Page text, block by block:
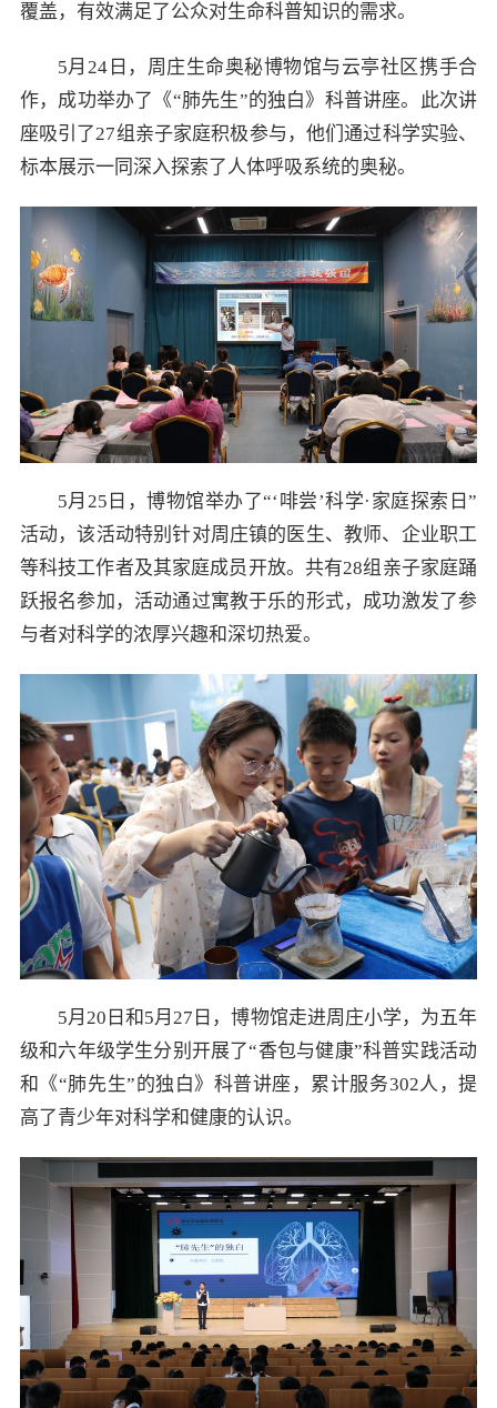
覆盖，有效满足了公众对生命科普知识的需求。
5月24日，周庄生命奥秘博物馆与云亭社区携手合
作，成功举办了《“肺先生”的独白》科普讲座。此次讲
座吸引了27组亲子家庭积极参与，他们通过科学实验、
标本展示一同深入探索了人体呼吸系统的奥秘。
5月25日，博物馆举办了“‘啡尝’科学·家庭探索日”
活动，该活动特别针对周庄镇的医生、教师、企业职工
等科技工作者及其家庭成员开放。共有28组亲子家庭踊
跃报名参加，活动通过寓教于乐的形式，成功激发了参
与者对科学的浓厚兴趣和深切热爱。
5月20日和5月27日，博物馆走进周庄小学，为五年
级和六年级学生分别开展了“香包与健康”科普实践活动
和《“肺先生”的独白》科普讲座，累计服务302人，提
高了青少年对科学和健康的认识。